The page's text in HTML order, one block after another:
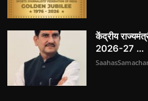
केंद्रीय
2026-27 ...